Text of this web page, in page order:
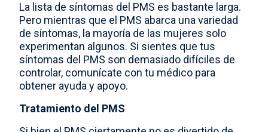
La lista de síntomas del PMS es bastante larga.
Pero mientras que el PMS abarca una variedad
de síntomas, la mayoría de las mujeres solo
experimentan algunos. Si sientes que tus
síntomas del PMS son demasiado difíciles de
controlar, comunícate con tu médico para
obtener ayuda y apoyo.
Tratamiento del PMS